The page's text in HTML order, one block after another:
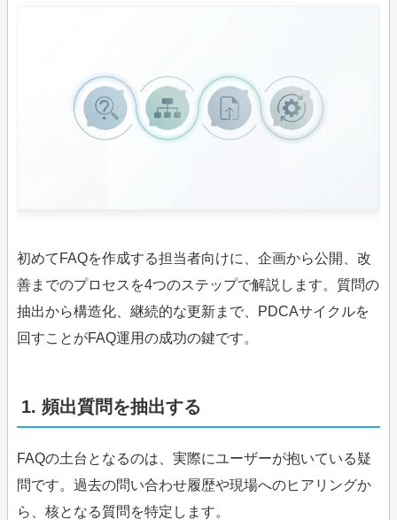
初めてFAQを作成する担当者向けに、企画から公開、改
善までのプロセスを4つのステップで解説します。質問の
抽出から構造化、継続的な更新まで、PDCAサイクルを
回すことがFAQ運用の成功の鍵です。
1. 頻出質問を抽出する
FAQの土台となるのは、実際にユーザーが抱いている疑
問です。過去の問い合わせ履歴や現場へのヒアリングか
ら、核となる質問を特定します。